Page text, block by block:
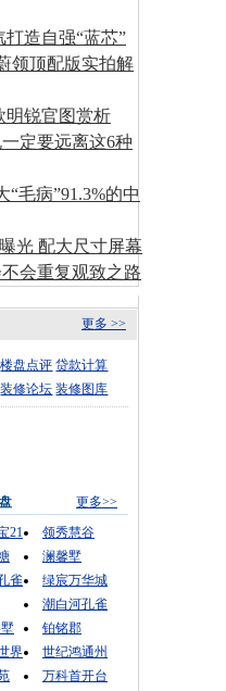
造自强“蓝芯”
领顶配版实拍解
明锐官图赏析
定要远离这6种
毛病”91.3%的中
光 配大尺寸屏幕
会重复观致之路
更多 >>
楼盘点评 贷款计算
装修论坛 装修图库
更多>>
21
领秀慧谷
澜馨墅
雀
绿宸万华城
潮白河孔雀
铂铭郡
界
世纪鸿通州
万科首开台